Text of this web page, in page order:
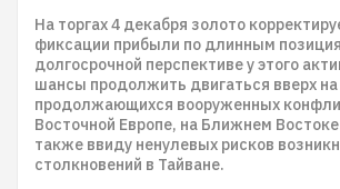
На торгах 4 декабря золото
фиксации прибыли по длинным
долгосрочной перспективе у этого
шансы продолжить двигаться вверх
продолжающихся вооруженных
Восточной Европе, на Ближнем
также ввиду ненулевых рисков
столкновений в Тайване.